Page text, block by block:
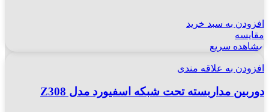
افزودن به سبد خرید
مقایسه
مشاهده سریع
افزودن به علاقه مندی
دوربین مداربسته تحت شبکه اسفیورد مدل Z308